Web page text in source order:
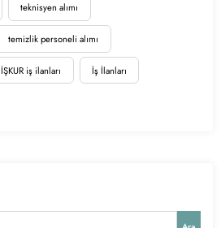
teknisyen alımı
temizlik personeli alımı
İŞKUR iş ilanları İş İlanları